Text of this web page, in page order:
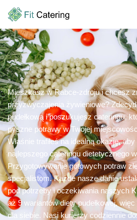
Przejdź
do
treści
Mieszkasz w Rabce-zdroju i chcesz
przyzwyczajenia żywieniowe?
pudełkową i poszukujesz cateringu,
pyszne potrawy w Twojej
Właśnie trafiłeś na idealną okazję,
najlepszego cateringu dietetycznego
Przygotowywanie gotowych potraw
specjalistom. Każde nasze danie
pod potrzeby i oczekiwania naszych
aż 9 wariantów diety pudełkowej,
dla siebie. Nasi kurierzy codziennie